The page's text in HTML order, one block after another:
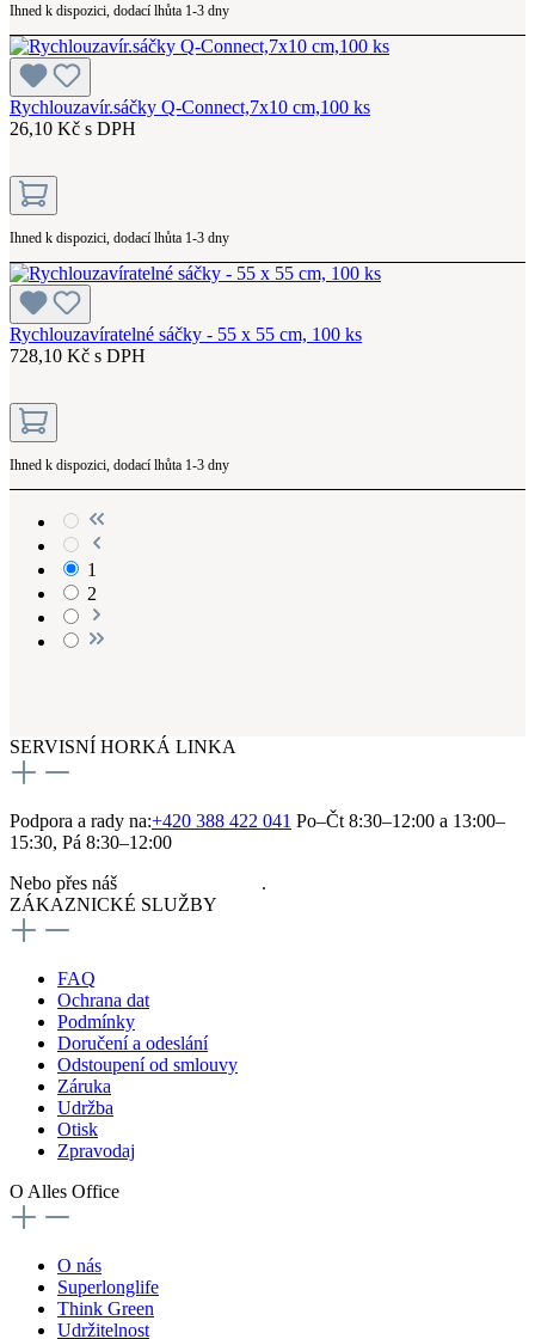
Ihned k dispozici, dodací lhůta 1-3 dny
Rychlouzavír.sáčky Q-Connect,7x10 cm,100 ks
26,10 Kč s DPH
Ihned k dispozici, dodací lhůta 1-3 dny
Rychlouzavíratelné sáčky - 55 x 55 cm, 100 ks
728,10 Kč s DPH
Ihned k dispozici, dodací lhůta 1-3 dny
1
2
SERVISNÍ HORKÁ LINKA
Podpora a rady na:+420 388 422 041 Po–Čt 8:30–12:00 a 13:00–
15:30, Pá 8:30–12:00
Nebo přes náš
.
ZÁKAZNICKÉ SLUŽBY
FAQ
Ochrana dat
Podmínky
Doručení a odeslání
Odstoupení od smlouvy
Záruka
Udržba
Otisk
Zpravodaj
O Alles Office
O nás
Superlonglife
Think Green
Udržitelnost